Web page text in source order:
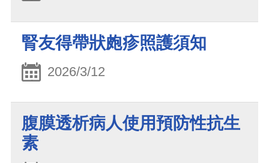
腎友得帶狀皰疹照護須知
2026/3/12
腹膜透析病人使用預防性抗生
素